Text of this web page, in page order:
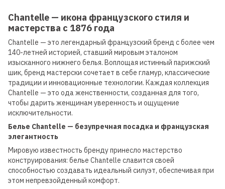
Chantelle — икона французского стиля и
мастерства с 1876 года
Chantelle — это легендарный французский бренд с более чем
140-летней историей, ставший мировым эталоном
изысканного нижнего белья. Воплощая истинный парижский
шик, бренд мастерски сочетает в себе гламур, классические
традиции и инновационные технологии. Каждая коллекция
Chantelle — это ода женственности, созданная для того,
чтобы дарить женщинам уверенность и ощущение
исключительности.
Белье Chantelle — безупречная посадка и французская
элегантность
Мировую известность бренду принесло мастерство
конструирования: белье Chantelle славится своей
способностью создавать идеальный силуэт, обеспечивая при
этом непревзойденный комфорт.